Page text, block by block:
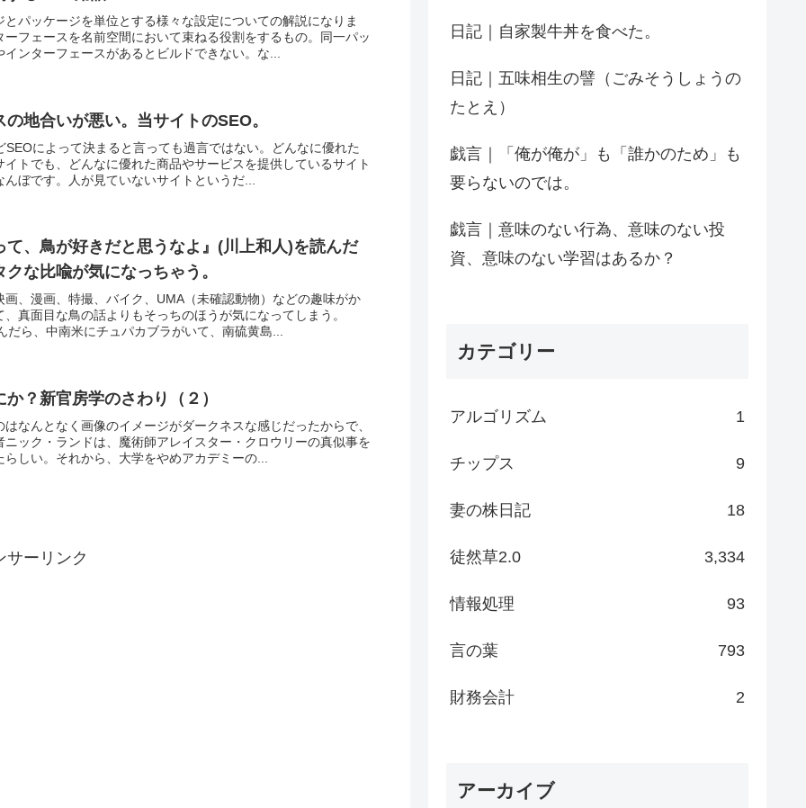
パッケージを単位とする様々な設定についての解説になりま
フェースを名前空間において束ねる役割をするもの。同一パッ
ンターフェースがあるとビルドできない。な...
地合いが悪い。当サイトのSEO。
によって決まると言っても過言ではない。どんなに優れた
トでも、どんなに優れた商品やサービスを提供しているサイト
ぼです。人が見ていないサイトというだ...
て、鳥が好きだと思うなよ』(川上和人)を読んだ
な比喩が気になっちゃう。
、漫画、特撮、バイク、UMA（未確認動物）などの趣味がか
真面目な鳥の話よりもそっちのほうが気になってしまう。
だら、中南米にチュパカブラがいて、南硫黄島...
？新官房学のさわり（２）
なんとなく画像のイメージがダークネスな感じだったからで、
ック・ランドは、魔術師アレイスター・クロウリーの真似事を
しい。それから、大学をやめアカデミーの...
サーリンク
日記｜自家製牛丼を食べた。
日記｜五味相生の譬（ごみそうしょうの
たとえ）
戯言｜「俺が俺が」も「誰かのため」も
要らないのでは。
戯言｜意味のない行為、意味のない投
資、意味のない学習はあるか？
カテゴリー
アルゴリズム 1
チップス 9
妻の株日記 18
徒然草2.0 3,334
情報処理 93
言の葉 793
財務会計 2
アーカイブ